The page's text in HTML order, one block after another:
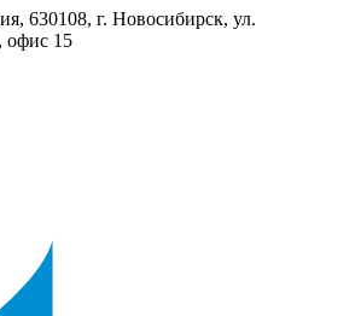
630108, г. Новосибирск, ул.
офис 15